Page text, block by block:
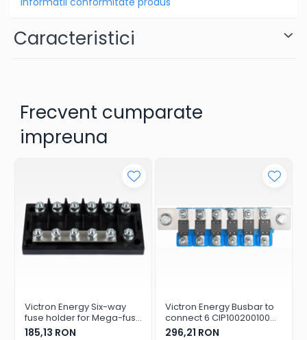
Caracteristici
Frecvent cumparate
impreuna
Victron Energy Six-way
fuse holder for Mega-fuse
with busbar (250A)
185,13 RON
Victron Energy Busbar to
connect 6 CIP100200100
(1500 A)
296,21 RON